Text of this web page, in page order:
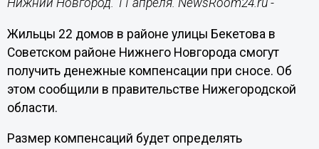
Нижний Новгород. 11 апреля. NewsRoom24.ru -
Жильцы 22 домов в районе улицы Бекетова в
Советском районе Нижнего Новгорода смогут
получить денежные компенсации при сносе. Об
этом сообщили в правительстве Нижегородской
области.
Размер компенсаций будет определять